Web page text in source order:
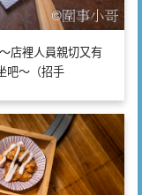
店裡人員親切又有
吧～（招手